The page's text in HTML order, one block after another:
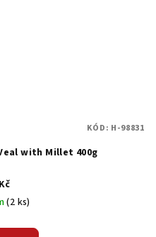
with Millet 400g
(2 ks)
KÓD: H-98831